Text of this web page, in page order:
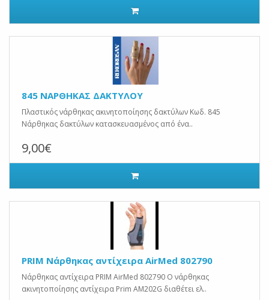
845 ΝΑΡΘΗΚΑΣ ΔΑΚΤΥΛΟΥ
Πλαστικός νάρθηκας ακινητοποίησης δακτύλων Κωδ. 845
Νάρθηκας δακτύλων κατασκευασμένος από ένα..
9,00€
PRIM Νάρθηκας αντίχειρα AirMed 802790
Νάρθηκας αντίχειρα PRIM AirMed 802790 Ο νάρθηκας
ακινητοποίησης αντίχειρα Prim AM202G διαθέτει ελ..